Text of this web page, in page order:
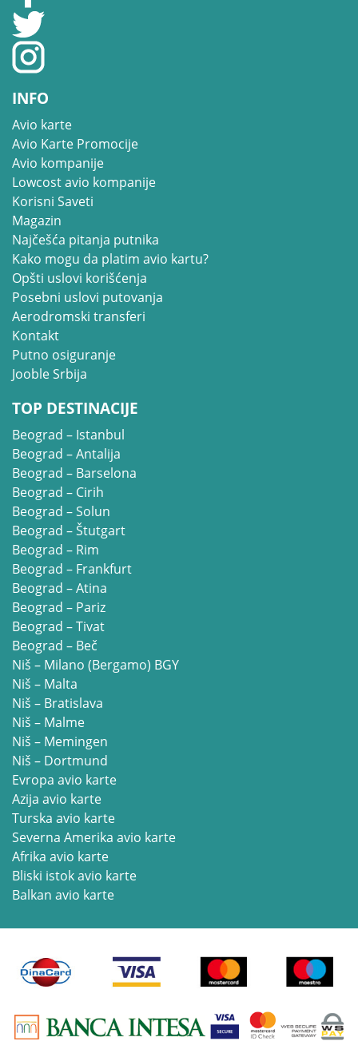
INFO
Avio karte
Avio Karte Promocije
Avio kompanije
Lowcost avio kompanije
Korisni Saveti
Magazin
Najčešća pitanja putnika
Kako mogu da platim avio kartu?
Opšti uslovi korišćenja
Posebni uslovi putovanja
Aerodromski transferi
Kontakt
Putno osiguranje
Jooble Srbija
TOP DESTINACIJE
Beograd – Istanbul
Beograd – Antalija
Beograd – Barselona
Beograd – Cirih
Beograd – Solun
Beograd – Štutgart
Beograd – Rim
Beograd – Frankfurt
Beograd – Atina
Beograd – Pariz
Beograd – Tivat
Beograd – Beč
Niš – Milano (Bergamo) BGY
Niš – Malta
Niš – Bratislava
Niš – Malme
Niš – Memingen
Niš – Dortmund
Evropa avio karte
Azija avio karte
Turska avio karte
Severna Amerika avio karte
Afrika avio karte
Bliski istok avio karte
Balkan avio karte